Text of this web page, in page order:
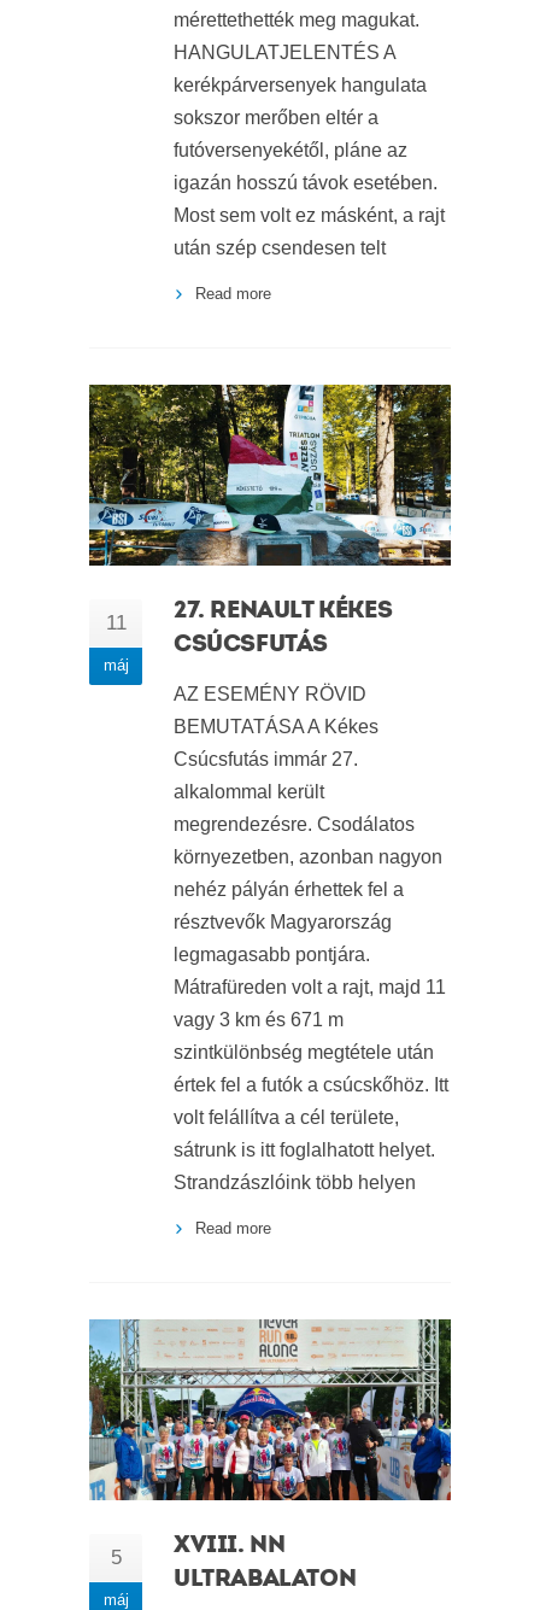
mérettethették meg magukat.
HANGULATJELENTÉS A
kerékpárversenyek hangulata
sokszor merőben eltér a
futóversenyekétől, pláne az
igazán hosszú távok esetében.
Most sem volt ez másként, a rajt
után szép csendesen telt
Read more
11
máj
27. RENAULT KÉKES
CSÚCSFUTÁS
AZ ESEMÉNY RÖVID
BEMUTATÁSA A Kékes
Csúcsfutás immár 27.
alkalommal került
megrendezésre. Csodálatos
környezetben, azonban nagyon
nehéz pályán érhettek fel a
résztvevők Magyarország
legmagasabb pontjára.
Mátrafüreden volt a rajt, majd 11
vagy 3 km és 671 m
szintkülönbség megtétele után
értek fel a futók a csúcskőhöz. Itt
volt felállítva a cél területe,
sátrunk is itt foglalhatott helyet.
Strandzászlóink több helyen
Read more
5
máj
XVIII. NN
ULTRABALATON